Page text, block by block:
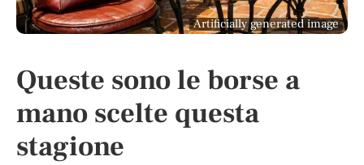
Artificially generated image
Queste sono le borse a
mano scelte questa
stagione